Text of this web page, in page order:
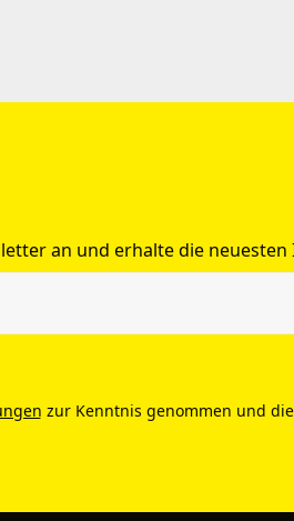
an und erhalte die
zur Kenntnis genommen und die